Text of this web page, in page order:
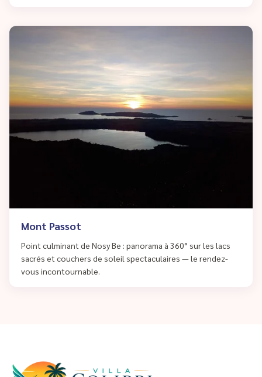
Mont Passot
Point culminant de Nosy Be : panorama à 360° sur les lacs
sacrés et couchers de soleil spectaculaires — le rendez-
vous incontournable.